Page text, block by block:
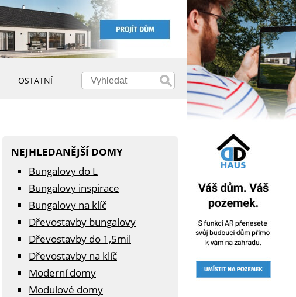
OSTATNÍ
NEJHLEDANĚJŠÍ DOMY
Bungalovy do L
Bungalovy inspirace
Bungalovy na klíč
Dřevostavby bungalovy
Dřevostavby do 1,5mil
Dřevostavby na klíč
Moderní domy
Modulové domy